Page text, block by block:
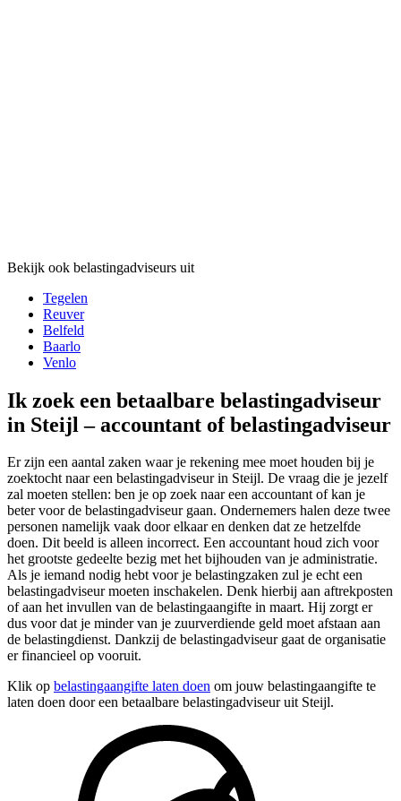
Bekijk ook belastingadviseurs uit
Tegelen
Reuver
Belfeld
Baarlo
Venlo
Ik zoek een betaalbare belastingadviseur
in Steijl – accountant of belastingadviseur
Er zijn een aantal zaken waar je rekening mee moet houden bij je
zoektocht naar een belastingadviseur in Steijl. De vraag die je jezelf
zal moeten stellen: ben je op zoek naar een accountant of kan je
beter voor de belastingadviseur gaan. Ondernemers halen deze twee
personen namelijk vaak door elkaar en denken dat ze hetzelfde
doen. Dit beeld is alleen incorrect. Een accountant houd zich voor
het grootste gedeelte bezig met het bijhouden van je administratie.
Als je iemand nodig hebt voor je belastingzaken zul je echt een
belastingadviseur moeten inschakelen. Denk hierbij aan aftrekposten
of aan het invullen van de belastingaangifte in maart. Hij zorgt er
dus voor dat je minder van je zuurverdiende geld moet afstaan aan
de belastingdienst. Dankzij de belastingadviseur gaat de organisatie
er financieel op vooruit.
Klik op belastingaangifte laten doen om jouw belastingaangifte te
laten doen door een betaalbare belastingadviseur uit Steijl.